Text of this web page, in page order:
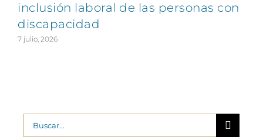
inclusión laboral de las personas con
discapacidad
7 julio, 2026
Buscar: